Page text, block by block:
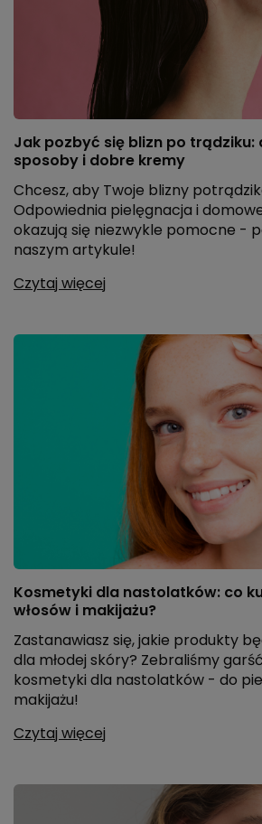
Jak pozbyć się blizn po trądziku:
sposoby i dobre kremy
Chcesz, aby Twoje blizny
Odpowiednia pielęgnacja i
okazują się niezwykle pomocne -
naszym artykule!
Czytaj więcej
Kosmetyki dla nastolatków: co
włosów i makijażu?
Zastanawiasz się, jakie produkty
dla młodej skóry? Zebraliśmy
kosmetyki dla nastolatków - do
makijażu!
Czytaj więcej